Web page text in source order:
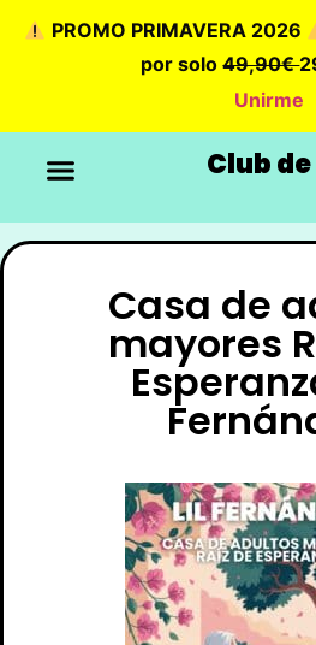
PROMO PRIMAVERA 2026
por solo49,90€
Unirme
Club
Casa de
mayores